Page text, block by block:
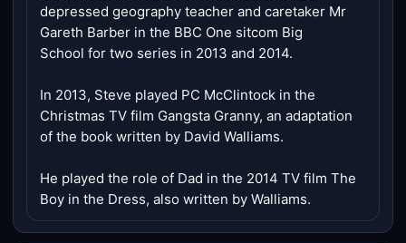
depressed geography teacher and caretaker Mr
Gareth Barber in the BBC One sitcom Big
School for two series in 2013 and 2014.
In 2013, Steve played PC McClintock in the
Christmas TV film Gangsta Granny, an adaptation
of the book written by David Walliams.
He played the role of Dad in the 2014 TV film The
Boy in the Dress, also written by Walliams.